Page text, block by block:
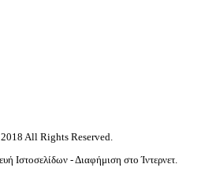
All Rights Reserved.
Ιστοσελίδων - Διαφήμιση στο Ίντερνετ.